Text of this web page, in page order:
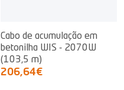
Cabo de acumulação em
betonilha WIS - 2070W
(103,5 m)
206,64€